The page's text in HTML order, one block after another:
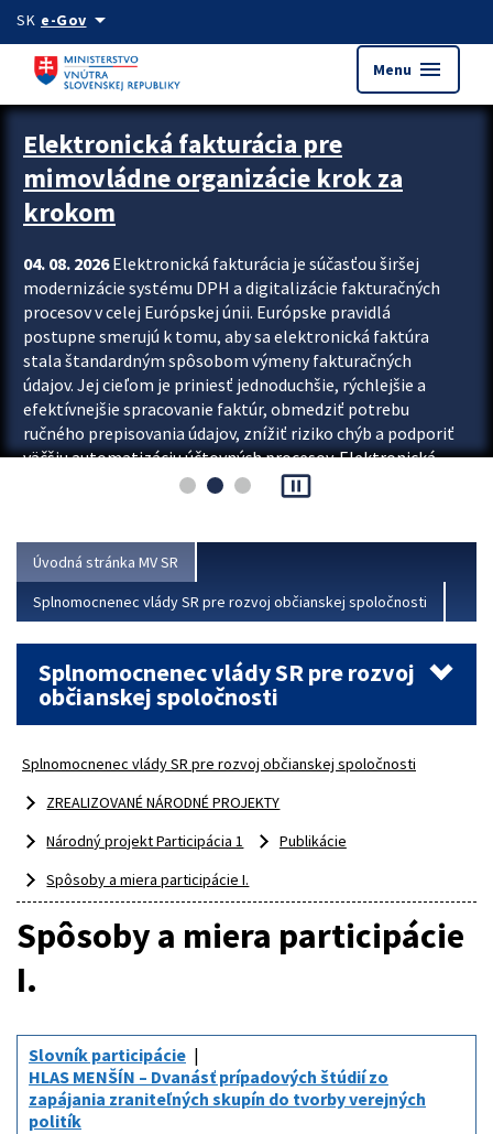
Preskocit na hlavný obsah
SK e-Govarrow_drop_down
Menu menu
Zastavit automatický posun upútavok
Elektronická fakturácia pre
mimovládne organizácie krok za
krokom
04. 08. 2026Elektronická fakturácia je súčasťou širšej
modernizácie systému DPH a digitalizácie fakturačných
procesov v celej Európskej únii. Európske pravidlá
postupne smerujú k tomu, aby sa elektronická faktúra
stala štandardným spôsobom výmeny fakturačných
údajov. Jej cieľom je priniesť jednoduchšie, rýchlejšie a
efektívnejšie spracovanie faktúr, obmedziť potrebu
ručného prepisovania údajov, znížiť riziko chýb a podporiť
väčšiu automatizáciu účtovných procesov. Elektronická
fakturácia preto nepredstavuje...
pause_presentation
Úvodná stránka MV SR
Splnomocnenec vlády SR pre rozvoj občianskej spoločnosti
Splnomocnenec vlády SR pre rozvoj
občianskej spoločnosti
Splnomocnenec vlády SR pre rozvoj občianskej spoločnosti
ZREALIZOVANÉ NÁRODNÉ PROJEKTY
Národný projekt Participácia 1
Publikácie
Spôsoby a miera participácie I.
Spôsoby a miera participácie
I.
Slovník participácie
HLAS MENŠÍN – Dvanásť prípadových štúdií zo
zapájania zraniteľných skupín do tvorby verejných
politík